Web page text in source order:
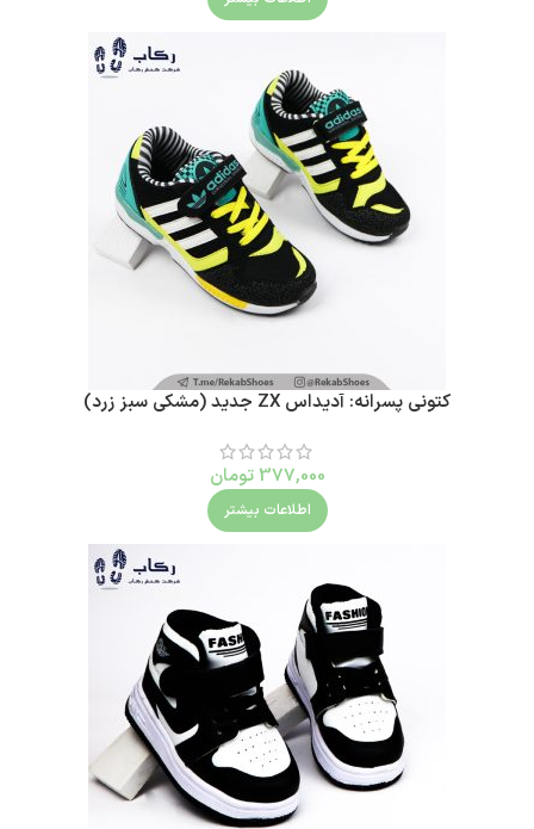
کتونی پسرانه: آدیداس ZX جدید (مشکی سبز زرد)
377,000 تومان
اطلاعات بیشتر